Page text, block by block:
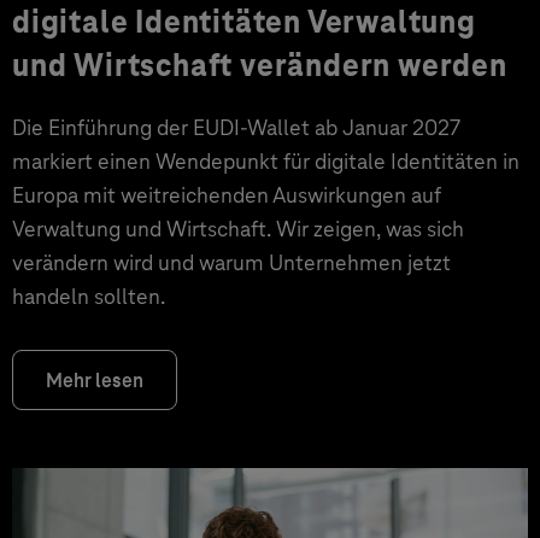
digitale Identitäten Verwaltung
und Wirtschaft verändern werden
Die Einführung der EUDI-Wallet ab Januar 2027
markiert einen Wendepunkt für digitale Identitäten in
Europa mit weitreichenden Auswirkungen auf
Verwaltung und Wirtschaft. Wir zeigen, was sich
verändern wird und warum Unternehmen jetzt
handeln sollten.
Mehr lesen